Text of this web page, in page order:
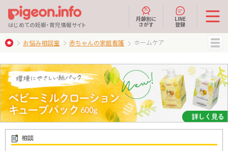
はじめての妊娠・育児情報サイト
月齢別に
さがす
LINE
登録
お悩み相談室 赤ちゃんの家庭看護 ホームケア
相談